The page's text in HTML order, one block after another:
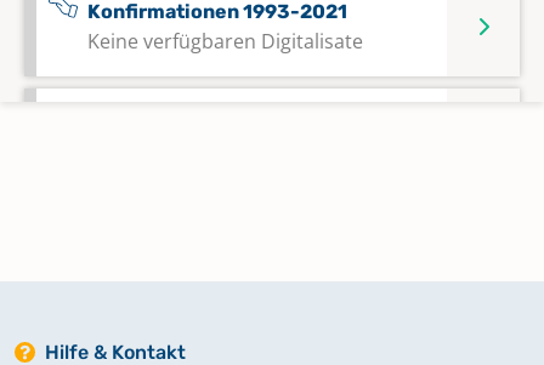
Konfirmationen 1993-2021
Keine verfügbaren Digitalisate
Trauungen 1992-2020
Hilfe & Kontakt